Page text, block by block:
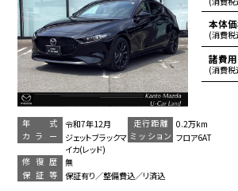
本体
(消費税
諸費用
(消費税
年 式 令和7年12月 走行距離 0.2万km
カラー
ジェットブラックマ
イカ(レッド)
ミッション フロア6AT
修復歴
無
保証等
保証有り／整備費込／リ済込